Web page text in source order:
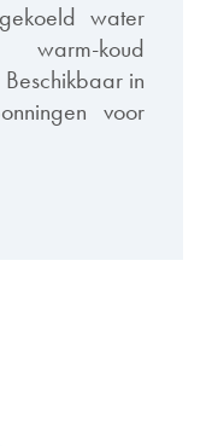
water
warm-koud
Beschikbaar in
voor